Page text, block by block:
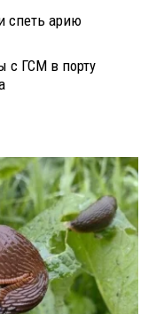
спеть арию
с ГСМ в порту